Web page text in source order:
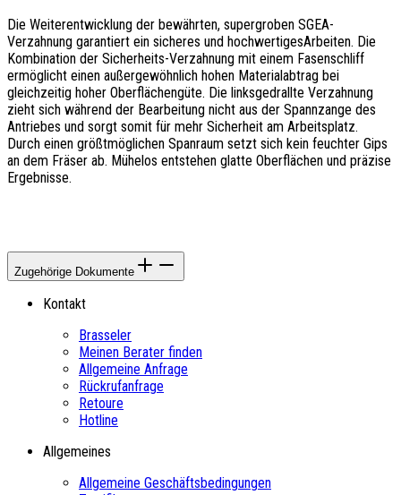
Die Weiterentwicklung der bewährten, supergroben SGEA-
Verzahnung garantiert ein sicheres und hochwertigesArbeiten. Die
Kombination der Sicherheits-Verzahnung mit einem Fasenschliff
ermöglicht einen außergewöhnlich hohen Materialabtrag bei
gleichzeitig hoher Oberflächengüte. Die linksgedrallte Verzahnung
zieht sich während der Bearbeitung nicht aus der Spannzange des
Antriebes und sorgt somit für mehr Sicherheit am Arbeitsplatz.
Durch einen größtmöglichen Spanraum setzt sich kein feuchter Gips
an dem Fräser ab. Mühelos entstehen glatte Oberflächen und präzise
Ergebnisse.
Zugehörige Dokumente
Kontakt
Brasseler
Meinen Berater finden
Allgemeine Anfrage
Rückrufanfrage
Retoure
Hotline
Allgemeines
Allgemeine Geschäftsbedingungen